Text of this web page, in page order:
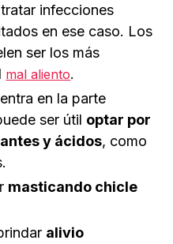
infecciones
en ese caso. Los
ser los más
mal aliento.
en la parte
ser útil optar por
y ácidos, como
masticando chicle
alivio